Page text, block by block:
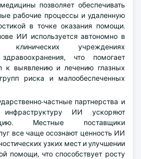
позволяет обеспечивать
рабочие процессы и удаленную
в точке оказания помощи.
ИИ используется автономно в
учреждениях
что помогает
к выявлению и лечению глазных
риска и малообеспеченных
частные партнерства и
ИИ ускоряют
Местные поставщики
все чаще осознают ценность ИИ
узких мест и улучшении
помощи, что способствует росту